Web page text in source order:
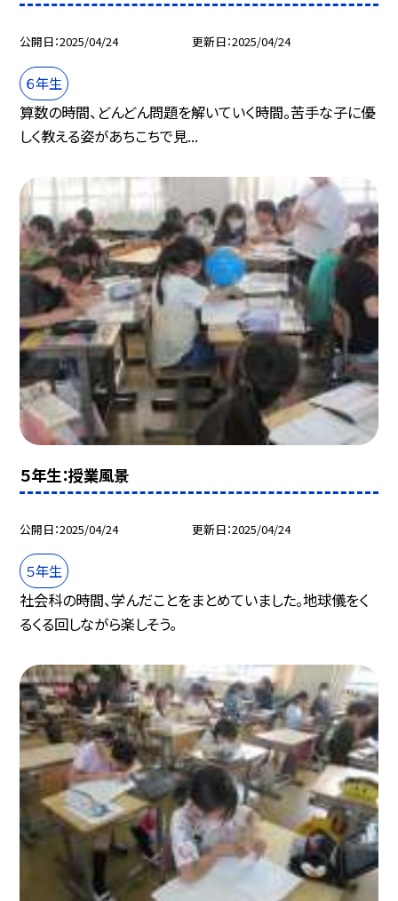
公開日 2025/04/24 更新日 2025/04/24
６年生
算数の時間、どんどん問題を解いていく時間。苦手な子に優
しく教える姿があちこちで見...
５年生：授業風景
公開日 2025/04/24 更新日 2025/04/24
５年生
社会科の時間、学んだことをまとめていました。地球儀をく
るくる回しながら楽しそう。